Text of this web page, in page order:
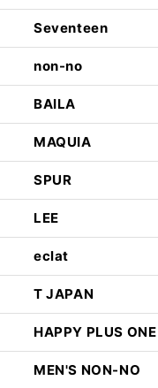
Seventeen
non-no
BAILA
MAQUIA
SPUR
LEE
eclat
T JAPAN
HAPPY PLUS ONE
MEN'S NON-NO